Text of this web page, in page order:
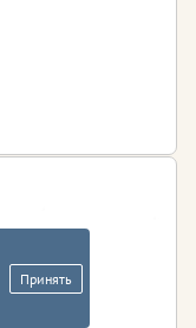
Принять